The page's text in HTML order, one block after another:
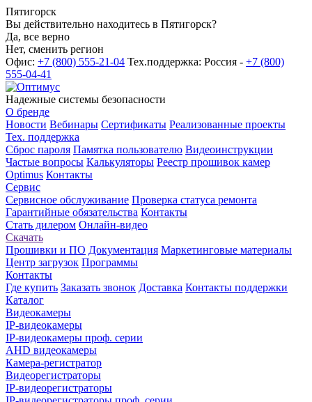
Пятигорск
Вы действительно находитесь в Пятигорск?
Да, все верно
Нет, сменить регион
Офис: +7 (800) 555-21-04 Тех.поддержка: Россия - +7 (800)
555-04-41
Надежные системы безопасности
О бренде
Новости Вебинары Сертификаты Реализованные проекты
Тех. поддержка
Сброс пароля Памятка пользователю Видеоинструкции
Частые вопросы Калькуляторы Реестр прошивок камер
Optimus Контакты
Сервис
Сервисное обслуживание Проверка статуса ремонта
Гарантийные обязательства Контакты
Стать дилером Онлайн-видео
Скачать
Прошивки и ПО Документация Маркетинговые материалы
Центр загрузок Программы
Контакты
Где купить Заказать звонок Доставка Контакты поддержки
Каталог
Видеокамеры
IP-видеокамеры
IP-видеокамеры проф. серии
AHD видеокамеры
Камера-регистратор
Видеорегистраторы
IP-видеорегистраторы